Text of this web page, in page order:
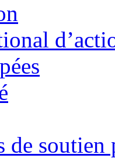
de soutien